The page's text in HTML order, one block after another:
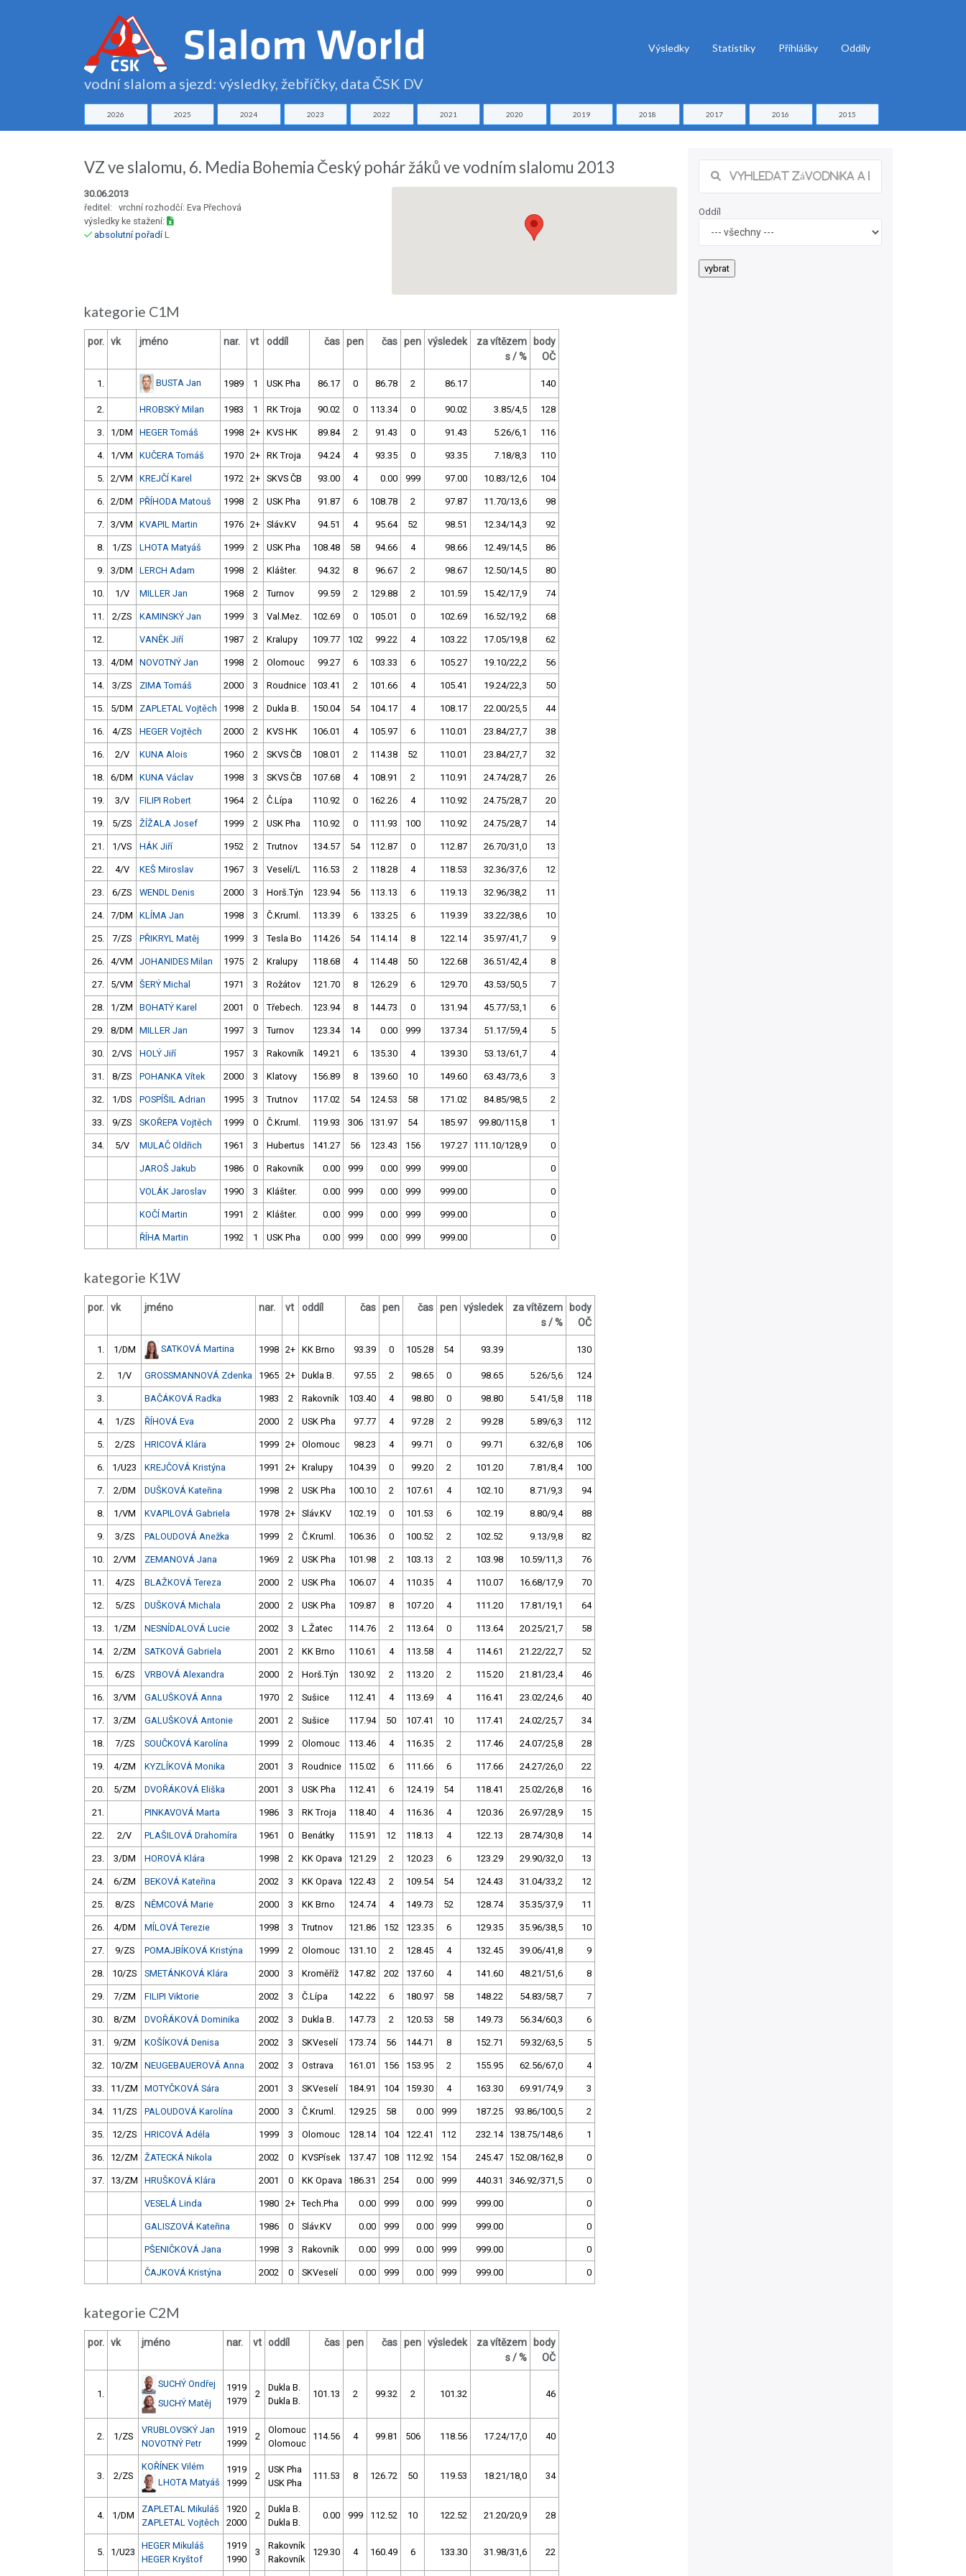
vodní slalom a sjezd: výsledky, žebříčky, data ČSK DV
Výsledky Statistiky Přihlášky Oddíly
2026 2025 2024 2023 2022 2021 2020 2019 2018 2017 2016 2015
VZ ve slalomu, 6. Media Bohemia Český pohár žáků ve vodním slalomu 2013
30.06.2013
ředitel: vrchní rozhodčí: Eva Přechová
výsledky ke stažení:
absolutní pořadíL
kategorie C1M
por. vk jméno nar. vt oddíl čas pen čas pen výsledek
za vítězem
s / %
body
OČ
1. BUSTA Jan 1989 1 USK Pha 86.17 0 86.78 2 86.17 140
2. HROBSKÝ Milan 1983 1 RK Troja 90.02 0 113.34 0 90.02 3.85/4,5 128
3. 1/DM HEGER Tomáš 1998 2+ KVS HK 89.84 2 91.43 0 91.43 5.26/6,1 116
4. 1/VM KUČERA Tomáš 1970 2+ RK Troja 94.24 4 93.35 0 93.35 7.18/8,3 110
5. 2/VM KREJČÍ Karel 1972 2+ SKVS ČB 93.00 4 0.00 999 97.00 10.83/12,6 104
6. 2/DM PŘÍHODA Matouš 1998 2 USK Pha 91.87 6 108.78 2 97.87 11.70/13,6 98
7. 3/VM KVAPIL Martin 1976 2+ Sláv.KV 94.51 4 95.64 52 98.51 12.34/14,3 92
8. 1/ZS LHOTA Matyáš 1999 2 USK Pha 108.48 58 94.66 4 98.66 12.49/14,5 86
9. 3/DM LERCH Adam 1998 2 Klášter. 94.32 8 96.67 2 98.67 12.50/14,5 80
10. 1/V MILLER Jan 1968 2 Turnov 99.59 2 129.88 2 101.59 15.42/17,9 74
11. 2/ZS KAMINSKÝ Jan 1999 3 Val.Mez. 102.69 0 105.01 0 102.69 16.52/19,2 68
12. VANĚK Jiří 1987 2 Kralupy 109.77 102 99.22 4 103.22 17.05/19,8 62
13. 4/DM NOVOTNÝ Jan 1998 2 Olomouc 99.27 6 103.33 6 105.27 19.10/22,2 56
14. 3/ZS ZIMA Tomáš 2000 3 Roudnice 103.41 2 101.66 4 105.41 19.24/22,3 50
15. 5/DM ZAPLETAL Vojtěch 1998 2 Dukla B. 150.04 54 104.17 4 108.17 22.00/25,5 44
16. 4/ZS HEGER Vojtěch 2000 2 KVS HK 106.01 4 105.97 6 110.01 23.84/27,7 38
16. 2/V KUNA Alois 1960 2 SKVS ČB 108.01 2 114.38 52 110.01 23.84/27,7 32
18. 6/DM KUNA Václav 1998 3 SKVS ČB 107.68 4 108.91 2 110.91 24.74/28,7 26
19. 3/V FILIPI Robert 1964 2 Č.Lípa 110.92 0 162.26 4 110.92 24.75/28,7 20
19. 5/ZS ŽÍŽALA Josef 1999 2 USK Pha 110.92 0 111.93 100 110.92 24.75/28,7 14
21. 1/VS HÁK Jiří 1952 2 Trutnov 134.57 54 112.87 0 112.87 26.70/31,0 13
22. 4/V KEŠ Miroslav 1967 3 Veselí/L 116.53 2 118.28 4 118.53 32.36/37,6 12
23. 6/ZS WENDL Denis 2000 3 Horš.Týn 123.94 56 113.13 6 119.13 32.96/38,2 11
24. 7/DM KLÍMA Jan 1998 3 Č.Kruml. 113.39 6 133.25 6 119.39 33.22/38,6 10
25. 7/ZS PŘIKRYL Matěj 1999 3 Tesla Bo 114.26 54 114.14 8 122.14 35.97/41,7 9
26. 4/VM JOHANIDES Milan 1975 2 Kralupy 118.68 4 114.48 50 122.68 36.51/42,4 8
27. 5/VM ŠERÝ Michal 1971 3 Rožátov 121.70 8 126.29 6 129.70 43.53/50,5 7
28. 1/ZM BOHATÝ Karel 2001 0 Třebech. 123.94 8 144.73 0 131.94 45.77/53,1 6
29. 8/DM MILLER Jan 1997 3 Turnov 123.34 14 0.00 999 137.34 51.17/59,4 5
30. 2/VS HOLÝ Jiří 1957 3 Rakovník 149.21 6 135.30 4 139.30 53.13/61,7 4
31. 8/ZS POHANKA Vítek 2000 3 Klatovy 156.89 8 139.60 10 149.60 63.43/73,6 3
32. 1/DS POSPÍŠIL Adrian 1995 3 Trutnov 117.02 54 124.53 58 171.02 84.85/98,5 2
33. 9/ZS SKOŘEPA Vojtěch 1999 0 Č.Kruml. 119.93 306 131.97 54 185.97 99.80/115,8 1
34. 5/V MULAČ Oldřich 1961 3 Hubertus 141.27 56 123.43 156 197.27 111.10/128,9 0
JAROŠ Jakub 1986 0 Rakovník 0.00 999 0.00 999 999.00 0
VOLÁK Jaroslav 1990 3 Klášter. 0.00 999 0.00 999 999.00 0
KOČÍ Martin 1991 2 Klášter. 0.00 999 0.00 999 999.00 0
ŘÍHA Martin 1992 1 USK Pha 0.00 999 0.00 999 999.00 0
kategorie K1W
por. vk jméno nar. vt oddíl čas pen čas pen výsledek
za vítězem
s / %
body
OČ
1. 1/DM SATKOVÁ Martina 1998 2+ KK Brno 93.39 0 105.28 54 93.39 130
2. 1/V GROSSMANNOVÁ Zdenka 1965 2+ Dukla B. 97.55 2 98.65 0 98.65 5.26/5,6 124
3. BAČÁKOVÁ Radka 1983 2 Rakovník 103.40 4 98.80 0 98.80 5.41/5,8 118
4. 1/ZS ŘÍHOVÁ Eva 2000 2 USK Pha 97.77 4 97.28 2 99.28 5.89/6,3 112
5. 2/ZS HRICOVÁ Klára 1999 2+ Olomouc 98.23 4 99.71 0 99.71 6.32/6,8 106
6. 1/U23 KREJČOVÁ Kristýna 1991 2+ Kralupy 104.39 0 99.20 2 101.20 7.81/8,4 100
7. 2/DM DUŠKOVÁ Kateřina 1998 2 USK Pha 100.10 2 107.61 4 102.10 8.71/9,3 94
8. 1/VM KVAPILOVÁ Gabriela 1978 2+ Sláv.KV 102.19 0 101.53 6 102.19 8.80/9,4 88
9. 3/ZS PALOUDOVÁ Anežka 1999 2 Č.Kruml. 106.36 0 100.52 2 102.52 9.13/9,8 82
10. 2/VM ZEMANOVÁ Jana 1969 2 USK Pha 101.98 2 103.13 2 103.98 10.59/11,3 76
11. 4/ZS BLAŽKOVÁ Tereza 2000 2 USK Pha 106.07 4 110.35 4 110.07 16.68/17,9 70
12. 5/ZS DUŠKOVÁ Michala 2000 2 USK Pha 109.87 8 107.20 4 111.20 17.81/19,1 64
13. 1/ZM NESNÍDALOVÁ Lucie 2002 3 L.Žatec 114.76 2 113.64 0 113.64 20.25/21,7 58
14. 2/ZM SATKOVÁ Gabriela 2001 2 KK Brno 110.61 4 113.58 4 114.61 21.22/22,7 52
15. 6/ZS VRBOVÁ Alexandra 2000 2 Horš.Týn 130.92 2 113.20 2 115.20 21.81/23,4 46
16. 3/VM GALUŠKOVÁ Anna 1970 2 Sušice 112.41 4 113.69 4 116.41 23.02/24,6 40
17. 3/ZM GALUŠKOVÁ Antonie 2001 2 Sušice 117.94 50 107.41 10 117.41 24.02/25,7 34
18. 7/ZS SOUČKOVÁ Karolína 1999 2 Olomouc 113.46 4 116.35 2 117.46 24.07/25,8 28
19. 4/ZM KYZLÍKOVÁ Monika 2001 3 Roudnice 115.02 6 111.66 6 117.66 24.27/26,0 22
20. 5/ZM DVOŘÁKOVÁ Eliška 2001 3 USK Pha 112.41 6 124.19 54 118.41 25.02/26,8 16
21. PINKAVOVÁ Marta 1986 3 RK Troja 118.40 4 116.36 4 120.36 26.97/28,9 15
22. 2/V PLAŠILOVÁ Drahomíra 1961 0 Benátky 115.91 12 118.13 4 122.13 28.74/30,8 14
23. 3/DM HOROVÁ Klára 1998 2 KK Opava 121.29 2 120.23 6 123.29 29.90/32,0 13
24. 6/ZM BEKOVÁ Kateřina 2002 3 KK Opava 122.43 2 109.54 54 124.43 31.04/33,2 12
25. 8/ZS NĚMCOVÁ Marie 2000 3 KK Brno 124.74 4 149.73 52 128.74 35.35/37,9 11
26. 4/DM MÍLOVÁ Terezie 1998 3 Trutnov 121.86 152 123.35 6 129.35 35.96/38,5 10
27. 9/ZS POMAJBÍKOVÁ Kristýna 1999 2 Olomouc 131.10 2 128.45 4 132.45 39.06/41,8 9
28. 10/ZS SMETÁNKOVÁ Klára 2000 3 Kroměříž 147.82 202 137.60 4 141.60 48.21/51,6 8
29. 7/ZM FILIPI Viktorie 2002 3 Č.Lípa 142.22 6 180.97 58 148.22 54.83/58,7 7
30. 8/ZM DVOŘÁKOVÁ Dominika 2002 3 Dukla B. 147.73 2 120.53 58 149.73 56.34/60,3 6
31. 9/ZM KOŠÍKOVÁ Denisa 2002 3 SKVeselí 173.74 56 144.71 8 152.71 59.32/63,5 5
32. 10/ZM NEUGEBAUEROVÁ Anna 2002 3 Ostrava 161.01 156 153.95 2 155.95 62.56/67,0 4
33. 11/ZM MOTYČKOVÁ Sára 2001 3 SKVeselí 184.91 104 159.30 4 163.30 69.91/74,9 3
34. 11/ZS PALOUDOVÁ Karolína 2000 3 Č.Kruml. 129.25 58 0.00 999 187.25 93.86/100,5 2
35. 12/ZS HRICOVÁ Adéla 1999 3 Olomouc 128.14 104 122.41 112 232.14 138.75/148,6 1
36. 12/ZM ŽATECKÁ Nikola 2002 0 KVSPísek 137.47 108 112.92 154 245.47 152.08/162,8 0
37. 13/ZM HRUŠKOVÁ Klára 2001 0 KK Opava 186.31 254 0.00 999 440.31 346.92/371,5 0
VESELÁ Linda 1980 2+ Tech.Pha 0.00 999 0.00 999 999.00 0
GALISZOVÁ Kateřina 1986 0 Sláv.KV 0.00 999 0.00 999 999.00 0
PŠENIČKOVÁ Jana 1998 3 Rakovník 0.00 999 0.00 999 999.00 0
ČAJKOVÁ Kristýna 2002 0 SKVeselí 0.00 999 0.00 999 999.00 0
kategorie C2M
por. vk jméno nar. vt oddíl čas pen čas pen výsledek
za vítězem
s / %
body
OČ
1.
SUCHÝ Ondřej
SUCHÝ Matěj
1919
1979
2
Dukla B.
Dukla B.
101.13 2 99.32 2 101.32 46
2. 1/ZS
VRUBLOVSKÝ Jan
NOVOTNÝ Petr
1919
1999
2
Olomouc
Olomouc
114.56 4 99.81 506 118.56 17.24/17,0 40
3. 2/ZS
KOŘÍNEK Vilém
LHOTA Matyáš
1919
1999
2
USK Pha
USK Pha
111.53 8 126.72 50 119.53 18.21/18,0 34
4. 1/DM
ZAPLETAL Mikuláš
ZAPLETAL Vojtěch
1920
2000
2
Dukla B.
Dukla B.
0.00 999 112.52 10 122.52 21.20/20,9 28
5. 1/U23
HEGER Mikuláš
HEGER Kryštof
1919
1990
3
Rakovník
Rakovník
129.30 4 160.49 6 133.30 31.98/31,6 22
Oddíl